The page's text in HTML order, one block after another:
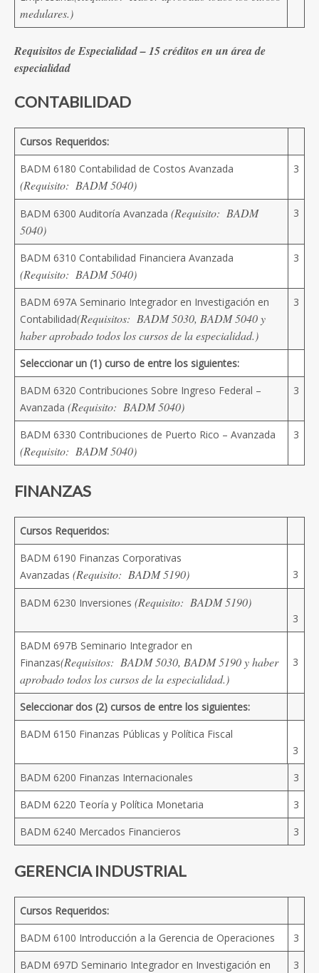
medulares.)
Requisitos de Especialidad – 15 créditos en un área de
especialidad
CONTABILIDAD
Cursos Requeridos:
BADM 6180 Contabilidad de Costos Avanzada
(Requisito: BADM 5040)
3
BADM 6300 Auditoría Avanzada (Requisito: BADM
5040)
3
BADM 6310 Contabilidad Financiera Avanzada
(Requisito: BADM 5040)
3
BADM 697A Seminario Integrador en Investigación en
Contabilidad(Requisitos: BADM 5030, BADM 5040 y
haber aprobado todos los cursos de la especialidad.)
3
Seleccionar un (1) curso de entre los siguientes:
BADM 6320 Contribuciones Sobre Ingreso Federal –
Avanzada (Requisito: BADM 5040)
3
BADM 6330 Contribuciones de Puerto Rico – Avanzada
(Requisito: BADM 5040)
3
FINANZAS
Cursos Requeridos:
BADM 6190 Finanzas Corporativas
Avanzadas (Requisito: BADM 5190) 3
BADM 6230 Inversiones (Requisito: BADM 5190)
3
BADM 697B Seminario Integrador en
Finanzas(Requisitos: BADM 5030, BADM 5190 y haber
aprobado todos los cursos de la especialidad.)
3
Seleccionar dos (2) cursos de entre los siguientes:
BADM 6150 Finanzas Públicas y Política Fiscal
3
BADM 6200 Finanzas Internacionales
3
BADM 6220 Teoría y Política Monetaria
3
BADM 6240 Mercados Financieros
3
GERENCIA INDUSTRIAL
Cursos Requeridos:
BADM 6100 Introducción a la Gerencia de Operaciones
3
BADM 697D Seminario Integrador en Investigación en
3